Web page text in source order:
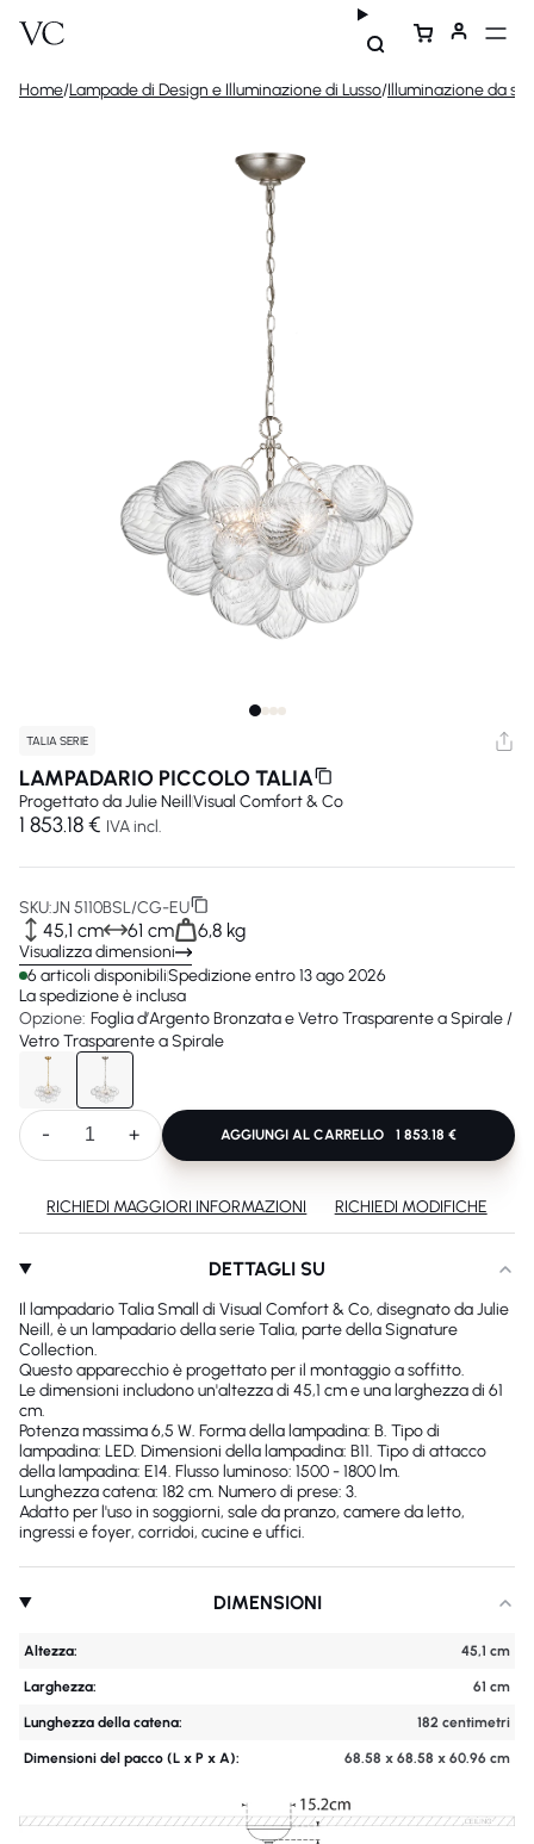
Home/Lampade di Design e Illuminazione di Lusso/Illuminazione da
DETTAGLI SU
Il lampadario Talia Small di Visual Comfort & Co, disegnato da Julie
Neill, è un lampadario della serie Talia, parte della Signature
Collection.
Questo apparecchio è progettato per il montaggio a soffitto.
Le dimensioni includono un'altezza di 45,1 cm e una larghezza di 61
cm.
Potenza massima 6,5 ​​W. Forma della lampadina: B. Tipo di
lampadina: LED. Dimensioni della lampadina: B11. Tipo di attacco
della lampadina: E14. Flusso luminoso: 1500 - 1800 lm.
Lunghezza catena: 182 cm. Numero di prese: 3.
Adatto per l'uso in soggiorni, sale da pranzo, camere da letto,
ingressi e foyer, corridoi, cucine e uffici.
DIMENSIONI
Altezza: 45,1 cm
Larghezza: 61 cm
Lunghezza della catena: 182 centimetri
Dimensioni del pacco (L x P x A): 68.58 x 68.58 x 60.96 cm
TALIA SERIE
LAMPADARIO PICCOLO TALIA
Progettato daJulie NeillVisual Comfort & Co
1 853.18 € IVA incl.
SKU:JN 5110BSL/CG-EU
45,1 cm 61 cm 6,8 kg
Visualizza dimensioni
6 articoli disponibiliSpedizione entro 13 ago 2026
La spedizione è inclusa
Opzione: Foglia d’Argento Bronzata e Vetro Trasparente a Spirale /
Vetro Trasparente a Spirale
- + AGGIUNGI AL CARRELLO 1 853.18 €
RICHIEDI MAGGIORI INFORMAZIONI RICHIEDI MODIFICHE